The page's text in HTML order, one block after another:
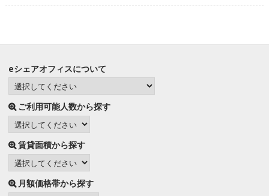
eシェアオフィスについて
ご利用可能人数から探す
賃貸面積から探す
月額価格帯から探す